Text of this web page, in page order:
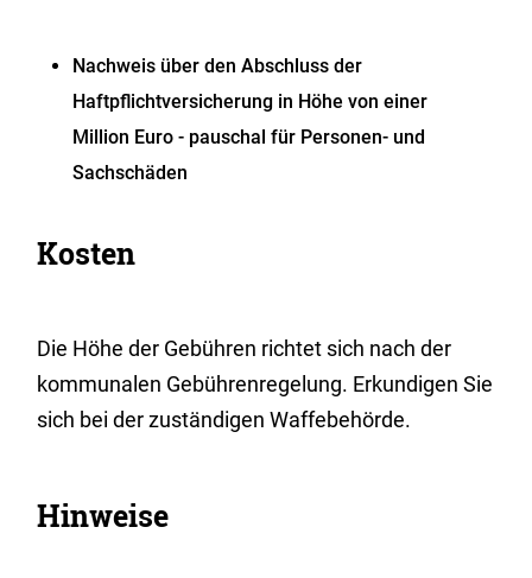
Nachweis über den Abschluss der
Haftpflichtversicherung in Höhe von einer
Million Euro - pauschal für Personen- und
Sachschäden
Kosten
Die Höhe der Gebühren richtet sich nach der
kommunalen Gebührenregelung. Erkundigen Sie
sich bei der zuständigen Waffebehörde.
Hinweise